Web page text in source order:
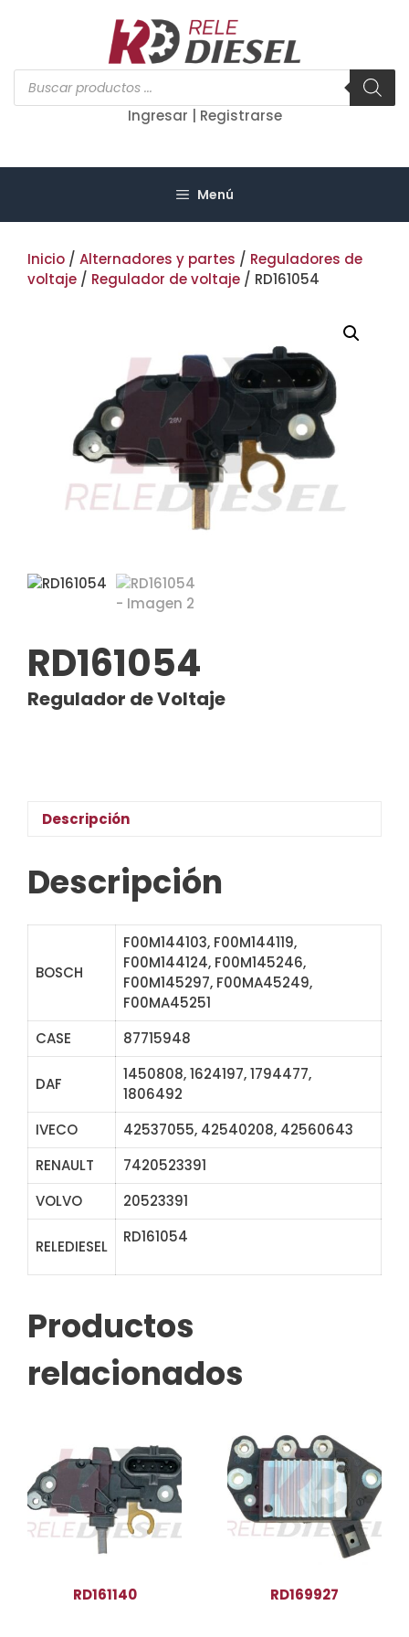
Búsqueda
de
productos
Ingresar | Registrarse
Menú
Inicio / Alternadores y partes / Reguladores de
voltaje / Regulador de voltaje / RD161054
RD161054
Regulador de Voltaje
Descripción
Descripción
BOSCH
F00M144103, F00M144119,
F00M144124, F00M145246,
F00M145297, F00MA45249,
F00MA45251
CASE
87715948
DAF
1450808, 1624197, 1794477,
1806492
IVECO
42537055, 42540208, 42560643
RENAULT
7420523391
VOLVO
20523391
RELEDIESEL
RD161054
Productos
relacionados
RD161140 RD169927